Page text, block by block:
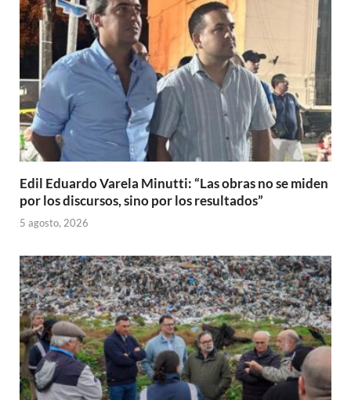
Edil Eduardo Varela Minutti: “Las obras no se miden
por los discursos, sino por los resultados”
5 agosto, 2026